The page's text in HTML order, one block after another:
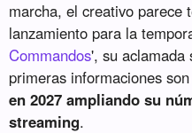
marcha, el creativo parece
lanzamiento para la
Commandos', su aclamada
primeras informaciones
en 2027 ampliando su
streaming.